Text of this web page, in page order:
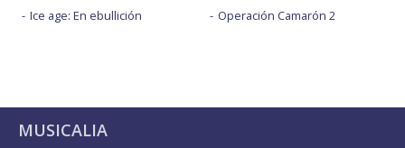
Ice age: En ebullición
Operación Camarón 2
MUSICALIA